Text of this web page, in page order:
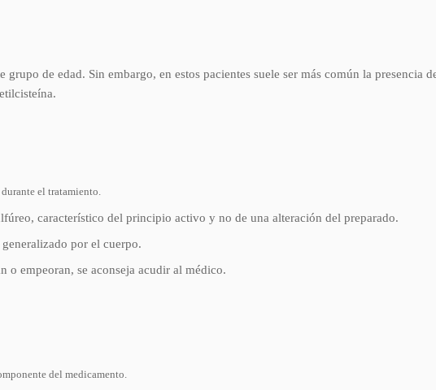
grupo de edad. Sin embargo, en estos pacientes suele ser más común la presencia
el tratamiento.
característico del principio activo y no de una alteración del preparado.
por el cuerpo.
o empeoran, se aconseja acudir al médico.
del medicamento.